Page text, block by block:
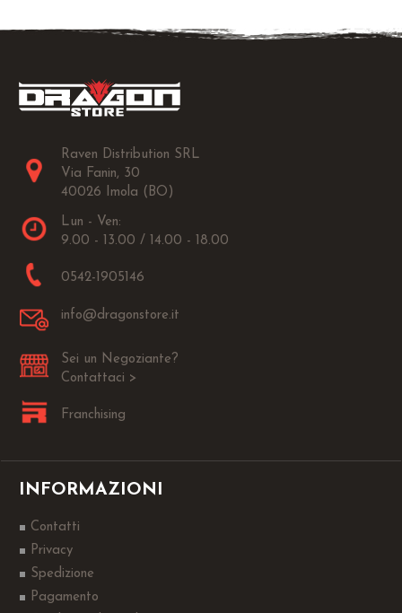
Raven Distribution SRL
Via Fanin, 30
40026 Imola (BO)
Lun - Ven:
9.00 - 13.00 / 14.00 - 18.00
0542-1905146
info@dragonstore.it
Sei un Negoziante?
Contattaci >
Franchising
INFORMAZIONI
Contatti
Privacy
Spedizione
Pagamento